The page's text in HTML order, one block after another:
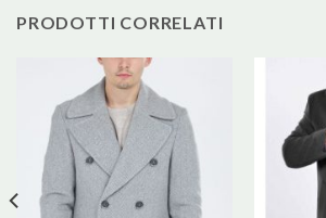
PRODOTTI CORRELATI